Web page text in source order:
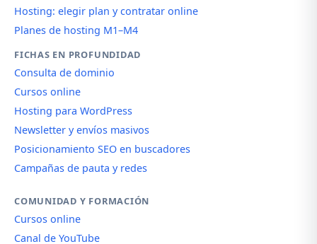
Hosting: elegir plan y contratar online
Planes de hosting M1–M4
FICHAS EN PROFUNDIDAD
Consulta de dominio
Cursos online
Hosting para WordPress
Newsletter y envíos masivos
Posicionamiento SEO en buscadores
Campañas de pauta y redes
COMUNIDAD Y FORMACIÓN
Cursos online
Canal de YouTube